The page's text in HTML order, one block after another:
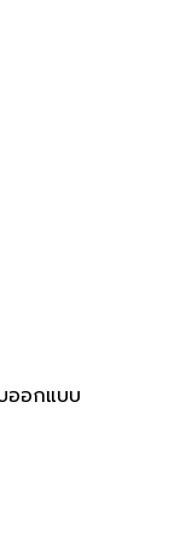
ออกแบบ